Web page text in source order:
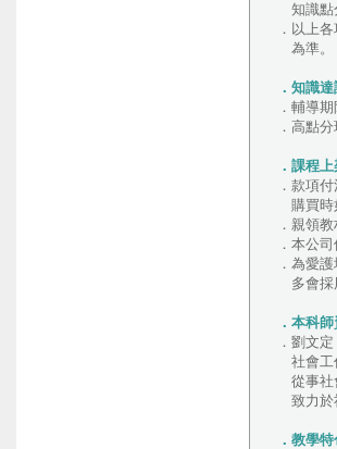
知識點
．以上
為準。
．知識
．輔導
．高點
．課程
．款項
購買時
．親領
．本公
．為愛
多會採
．本科
．劉文定
社會工
從事社
致力於
．教學